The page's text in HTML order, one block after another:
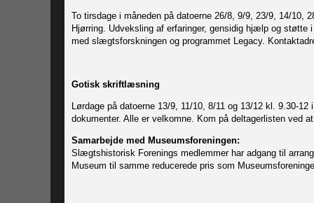
To tirsdage i måneden på datoerne 26/8, 9/9, 23/9, 14/10,
Hjørring. Udveksling af erfaringer, gensidig hjælp og
med slægtsforskningen og programmet Legacy.
Gotisk skriftlæsning
Lørdage på datoerne 13/9, 11/10, 8/11 og 13/12 kl. 9.30-
dokumenter. Alle er velkomne. Kom på deltagerlisten
Samarbejde med Museumsforeningen:
Slægtshistorisk Forenings medlemmer har adgang til
Museum til samme reducerede pris som